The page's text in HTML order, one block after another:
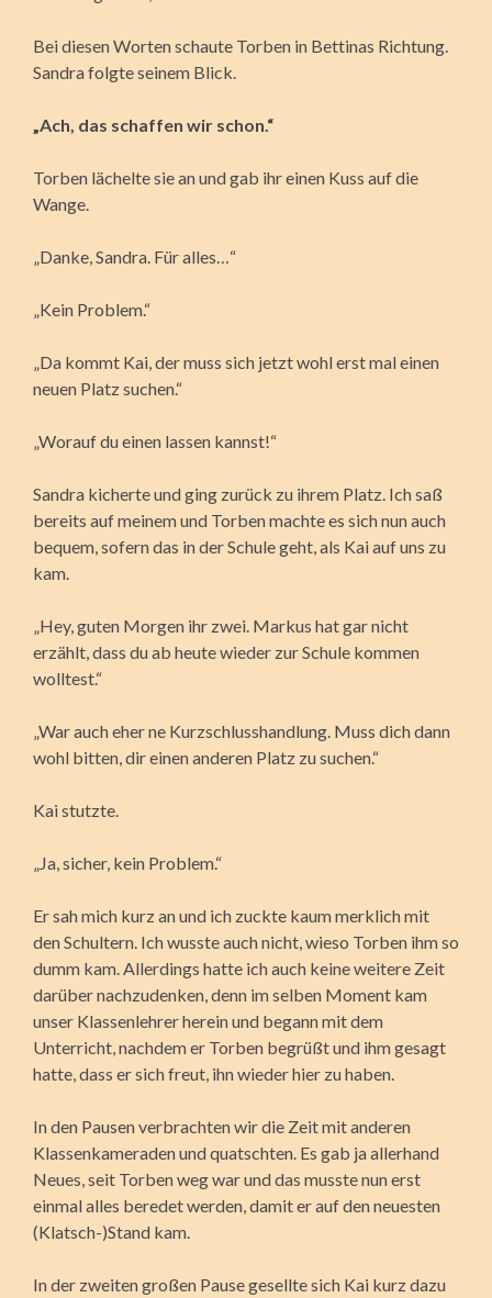
Bei diesen Worten schaute Torben in Bettinas Richtung.
Sandra folgte seinem Blick.
„Ach, das schaffen wir schon.“
Torben lächelte sie an und gab ihr einen Kuss auf die
Wange.
„Danke, Sandra. Für alles…“
„Kein Problem.“
„Da kommt Kai, der muss sich jetzt wohl erst mal einen
neuen Platz suchen.“
„Worauf du einen lassen kannst!“
Sandra kicherte und ging zurück zu ihrem Platz. Ich saß
bereits auf meinem und Torben machte es sich nun auch
bequem, sofern das in der Schule geht, als Kai auf uns zu
kam.
„Hey, guten Morgen ihr zwei. Markus hat gar nicht
erzählt, dass du ab heute wieder zur Schule kommen
wolltest.“
„War auch eher ne Kurzschlusshandlung. Muss dich dann
wohl bitten, dir einen anderen Platz zu suchen.“
Kai stutzte.
„Ja, sicher, kein Problem.“
Er sah mich kurz an und ich zuckte kaum merklich mit
den Schultern. Ich wusste auch nicht, wieso Torben ihm so
dumm kam. Allerdings hatte ich auch keine weitere Zeit
darüber nachzudenken, denn im selben Moment kam
unser Klassenlehrer herein und begann mit dem
Unterricht, nachdem er Torben begrüßt und ihm gesagt
hatte, dass er sich freut, ihn wieder hier zu haben.
In den Pausen verbrachten wir die Zeit mit anderen
Klassenkameraden und quatschten. Es gab ja allerhand
Neues, seit Torben weg war und das musste nun erst
einmal alles beredet werden, damit er auf den neuesten
(Klatsch-)Stand kam.
In der zweiten großen Pause gesellte sich Kai kurz dazu